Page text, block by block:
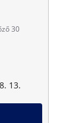
30
13.